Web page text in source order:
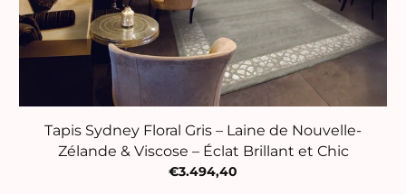
Tapis Sydney Floral Gris – Laine de Nouvelle-
Zélande & Viscose – Éclat Brillant et Chic
€3.494,40